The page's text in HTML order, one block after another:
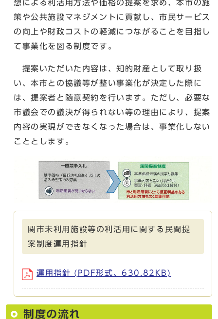
想による利活用方法や価格の提案を求め、本市の施
策や公共施設マネジメントに貢献し、市民サービス
の向上や財政コストの軽減につながることを目指し
て事業化を図る制度です。
提案いただいた内容は、知的財産として取り扱
い、本市との協議等が整い事業化が決定した際に
は、提案者と随意契約を行います。ただし、必要な
市議会での議決が得られない等の理由により、提案
内容の実現ができなくなった場合は、事業化しない
こととします。
関市未利用施設等の利活用に関する民間提
案制度運用指針
運用指針 (PDF形式、630.82KB)
制度の流れ